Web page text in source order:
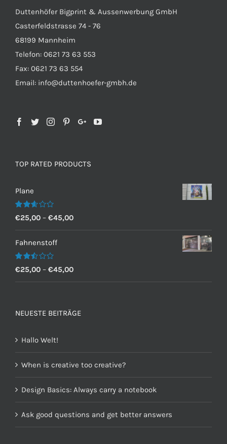
Duttenhöfer Bigprint & Aussenwerbung GmbH
Casterfeldstrasse 74 - 76
68199 Mannheim
Telefon: 0621 73 63 553
Fax: 0621 73 63 554
Email: info@duttenhoefer-gmbh.de
TOP RATED PRODUCTS
Plane
Bewertet
mit
2.60
von 5
€25,00 – €45,00
Fahnenstoff
Bewertet
mit
2.50
€25,00 – €45,00
NEUESTE BEITRÄGE
Hallo Welt!
When is creative too creative?
Design Basics: Always carry a notebook
Ask good questions and get better answers